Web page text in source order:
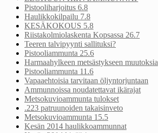
Pistooliharjoitus 6.8
Haulikkokilpailu 7.8
KESÄKOKOUS 5.8
Riistakolmiolaskenta Kopsassa 26.7
Teeren talvipyynti sallituksi?
Pistooliammunta 25.6
Harmaahylkeen metsästykseen muutoksia
Pistooliammunta 11.6
Vapaaehtoisia tarvitaan öljyntorjuntaan
Ammunnoissa noudatettavat ikärajat
Metsokuvioammunta tulokset
.223 patruunoiden takaisinveto
Metsokuvioammunta 15.5
Kesän 2014 haulikkoammunnat